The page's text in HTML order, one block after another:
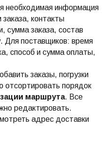
необходимая информация
контакты
сумма заказа, состав
Для поставщиков: время
способ и сумма оплаты,
заказы, погрузки
отсортировать порядок
маршрута. Все
редактировать.
адрес доставки